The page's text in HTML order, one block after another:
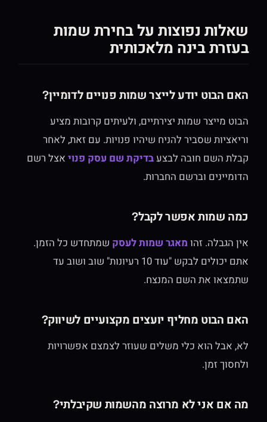
שאלות נפוצות על בחירת שמות
בעזרת בינה מלאכותית
האם הבוט יודע לייצר שמות פנויים לדומיין?
הבוט מייצר שמות יצירתיים, ולעיתים קרובות מציע
וריאציות שסביר להניח שיהיו פנויות. עם זאת, לאחר
קבלת השם חובה לבצעבדיקת שם עסק פנויאצל רשם
הדומיינים וברשם החברות.
כמה שמות אפשר לקבל?
אין הגבלה. זהומאגר שמות לעסקשמתחדש כל הזמן.
אתם יכולים לבקש "עוד 10 רעיונות" שוב ושוב עד
שתמצאו את השם המנצח.
האם הבוט מחליף יועצים מקצועיים לשיווק?
לא, אבל הוא כלי משלים שעוזר לצמצם אפשרויות
ולחסוך זמן.
מה אם אני לא מרוצה מהשמות שקיבלתי?